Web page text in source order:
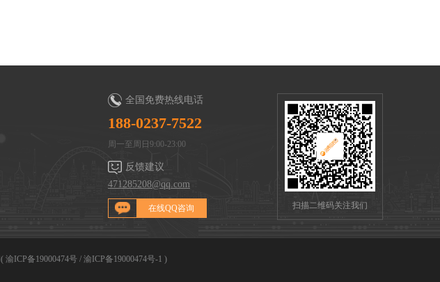
全国免费热线电话
188-0237-7522
周一至周日9:00-23:00
反馈建议
471285208@qq.com
在线QQ咨询 扫描二维码关注我们
( 渝ICP备19000474号 / 渝ICP备19000474号-1 )